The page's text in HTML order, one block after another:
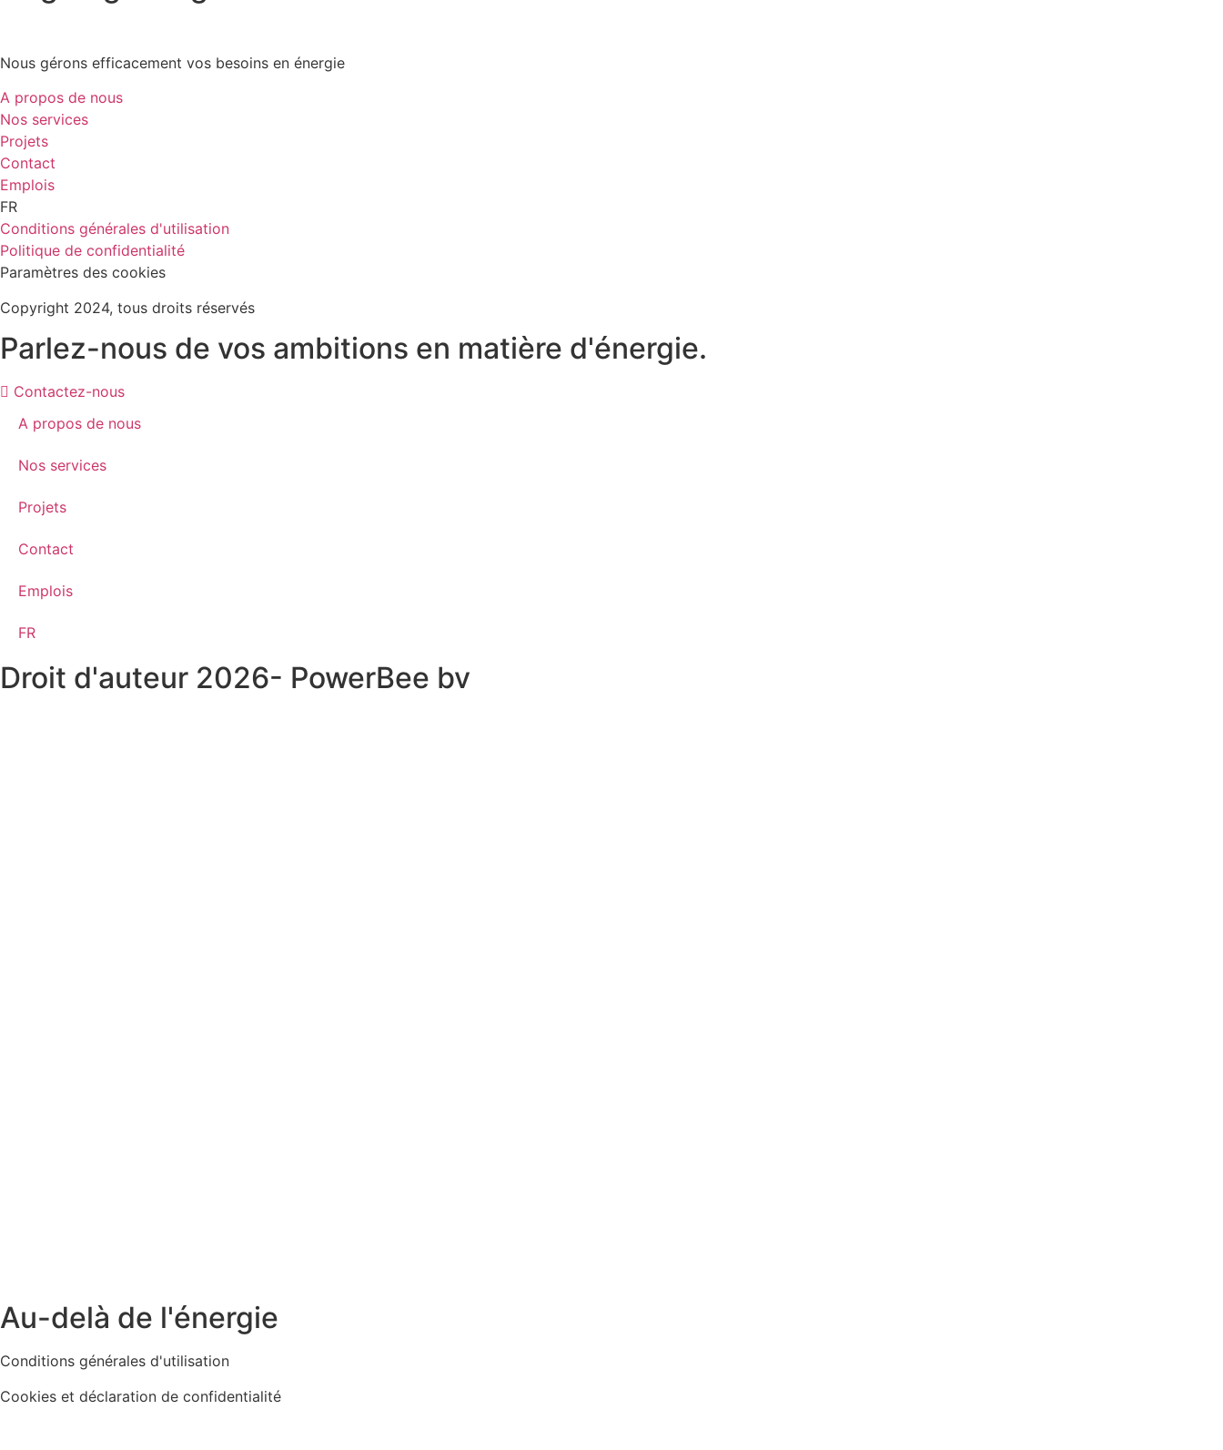
Nous gérons efficacement vos besoins en énergie
A propos de nous
Nos services
Projets
Contact
Emplois
FR
Conditions générales d'utilisation
Politique de confidentialité
Paramètres des cookies
Copyright 2024, tous droits réservés
Parlez-nous de vos ambitions en matière d'énergie.
Contactez-nous
A propos de nous
Nos services
Projets
Contact
Emplois
FR
Droit d'auteur 2026- PowerBee bv
Au-delà de l'énergie
Conditions générales d'utilisation
Cookies et déclaration de confidentialité